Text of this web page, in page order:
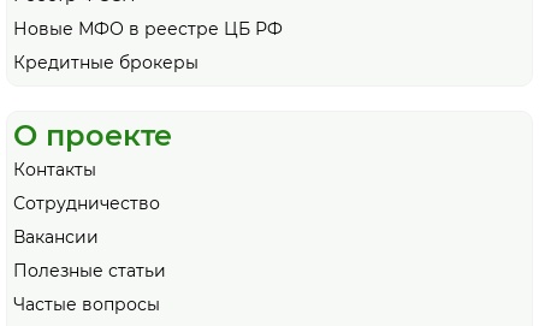
Новые МФО в реестре ЦБ РФ
Кредитные брокеры
О проекте
Контакты
Сотрудничество
Вакансии
Полезные статьи
Частые вопросы